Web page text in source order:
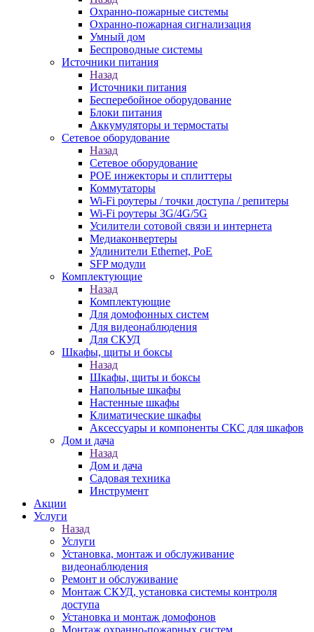
Охранно-пожарные системы
Охранно-пожарная сигнализация
Умный дом
Беспроводные системы
Источники питания
Назад
Источники питания
Бесперебойное оборудование
Блоки питания
Аккумуляторы и термостаты
Сетевое оборудование
Назад
Сетевое оборудование
POE инжекторы и сплиттеры
Коммутаторы
Wi-Fi роутеры / точки доступа / репитеры
Wi-Fi роутеры 3G/4G/5G
Усилители сотовой связи и интернета
Медиаконвертеры
Удлинители Ethernet, PoE
SFP модули
Комплектующие
Назад
Комплектующие
Для домофонных систем
Для видеонаблюдения
Для СКУД
Шкафы, щиты и боксы
Назад
Шкафы, щиты и боксы
Напольные шкафы
Настенные шкафы
Климатические шкафы
Аксессуары и компоненты СКС для шкафов
Дом и дача
Назад
Дом и дача
Садовая техника
Инструмент
Акции
Услуги
Назад
Услуги
Установка, монтаж и обслуживание
видеонаблюдения
Ремонт и обслуживание
Монтаж СКУД, установка системы контроля
доступа
Установка и монтаж домофонов
Монтаж охранно-пожарных систем